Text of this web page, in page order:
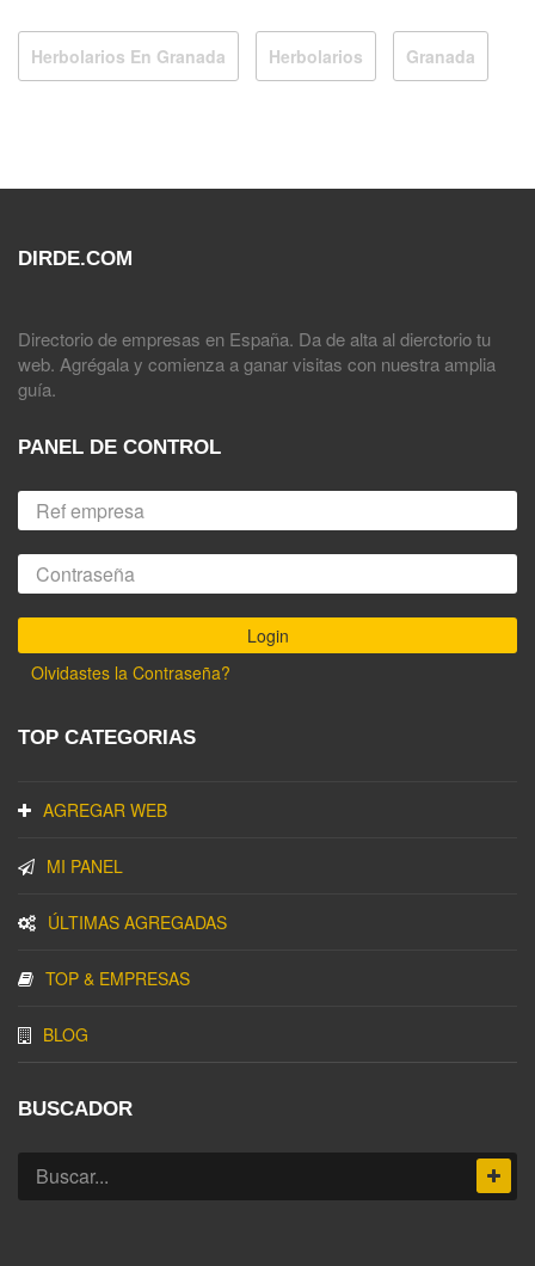
Herbolarios En Granada Herbolarios Granada
DIRDE.COM
Directorio de empresas en España. Da de alta al dierctorio tu
web. Agrégala y comienza a ganar visitas con nuestra amplia
guía.
PANEL DE CONTROL
Olvidastes la Contraseña?
TOP CATEGORIAS
AGREGAR WEB
MI PANEL
ÚLTIMAS AGREGADAS
TOP & EMPRESAS
BLOG
BUSCADOR